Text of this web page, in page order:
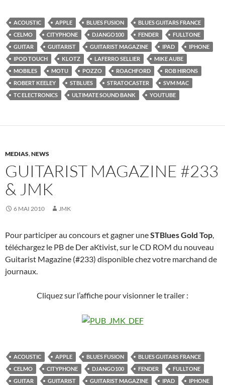
ACOUSTIC APPLE BLUES FUSION
BLUES GUITARS FRANCE
CELMO
CITYPHONE DJANGO100 FENDER
FULLTONE
GUITAR
GUITARIST GUITARIST MAGAZINE IPAD
IPHONE
IPOD TOUCH
KLOTZ LAFERRO SELLIER
MIKE AUBE
MOBILES
MOTU POZZO ROACHFORD
ROB HIRONS
ROBERT KEELEY
STBLUES STRATOCASTER
SVM MAC
TC ELECTRONICS
ULTIMATE SOUND BANK YOUTUBE
MEDIAS,NEWS
GUITARIST MAGAZINE #233
& JMK
6 MAI 2010 JMK
Pour participer au concours et gagner uneSTBlues Gold Top,
téléchargez le PB de Der aKtivist, sur le CD ROM du nouveau
Guitarist Magazine (#233) disponible chez votre marchand de
journaux.
Cliquez sur l’affiche pour visionner le trailer :
ACOUSTIC APPLE BLUES FUSION
BLUES GUITARS FRANCE
CELMO
CITYPHONE DJANGO100 FENDER
FULLTONE
GUITAR
GUITARIST GUITARIST MAGAZINE IPAD
IPHONE